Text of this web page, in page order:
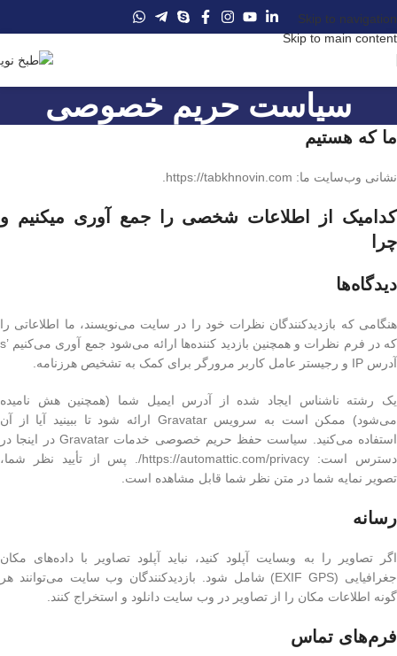
Skip to navigation
Skip to main content
سیاست حریم خصوصی
ما که هستیم
نشانی وب‌سایت ما: https://tabkhnovin.com.
کدامیک از اطلاعات شخصی را جمع آوری میکنیم و
چرا
دیدگاه‌ها
هنگامی که بازدیدکنندگان نظرات خود را در سایت می‌نویسند، ما اطلاعاتی را
که در فرم نظرات و همچنین بازدید کننده‌ها ارائه می‌شود جمع آوری می‌کنیم ’s
آدرس IP و رجیستر عامل کاربر مرورگر برای کمک به تشخیص هرزنامه.
یک رشته ناشناس ایجاد شده از آدرس ایمیل شما (همچنین هش نامیده
می‌شود) ممکن است به سرویس Gravatar ارائه شود تا ببینید آیا از آن
استفاده می‌کنید. سیاست حفظ حریم خصوصی خدمات Gravatar در اینجا در
دسترس است: https://automattic.com/privacy/. پس از تأیید نظر شما،
تصویر نمایه شما در متن نظر شما قابل مشاهده است.
رسانه
اگر تصاویر را به وبسایت آپلود کنید، نباید آپلود تصاویر با داده‌های مکان
جغرافیایی (EXIF GPS) شامل شود. بازدیدکنندگان وب سایت می‌توانند هر
گونه اطلاعات مکان را از تصاویر در وب سایت دانلود و استخراج کنند.
فرم‌های تماس